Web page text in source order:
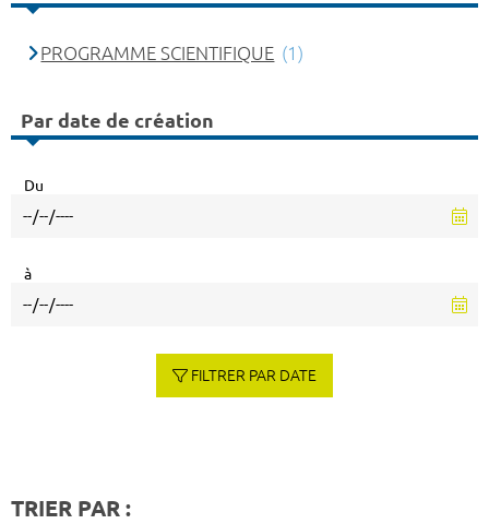
PROGRAMME SCIENTIFIQUE (1)
Par date de création
Du
à
FILTRER PAR DATE
TRIER PAR :